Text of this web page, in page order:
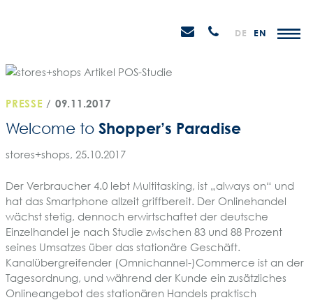
Email Anrufen
DE EN
PRESSE / 09.11.2017
Welcome to Shopper’s Paradise
stores+shops, 25.10.2017
Der Verbraucher 4.0 lebt Multitasking, ist „always on“ und
hat das Smartphone allzeit griffbereit. Der Onlinehandel
wächst stetig, dennoch erwirtschaftet der deutsche
Einzelhandel je nach Studie zwischen 83 und 88 Prozent
seines Umsatzes über das stationäre Geschäft.
Kanalübergreifender (Omnichannel-)Commerce ist an der
Tagesordnung, und während der Kunde ein zusätzliches
Onlineangebot des stationären Handels praktisch